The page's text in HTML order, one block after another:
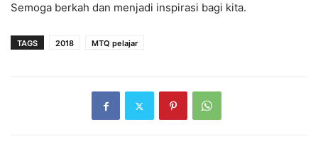
Semoga berkah dan menjadi inspirasi bagi kita.
TAGS 2018 MTQ pelajar